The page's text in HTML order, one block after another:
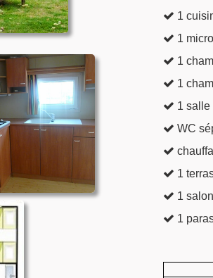
1
1
1
1
1 salle
WC
1
1
1